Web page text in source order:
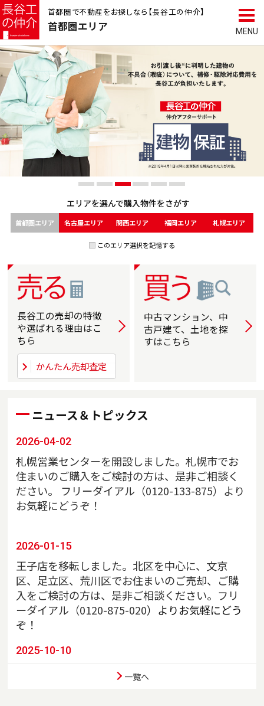
首都圏で不動産をお探しなら【長谷工の仲介】
首都圏エリア
長谷工の売却の特徴
や選ばれる理由はこ
ちら
かんたん売却査定
詳しく
中古マンション、中
古戸建て、土地を探
すはこちら
エリアを選んで購入物件をさがす
首都圏エリア 名古屋エリア 関西エリア 福岡エリア 札幌エリア
このエリア選択を記憶する
ニュース＆トピックス
2026-04-02
札幌営業センターを開設しました。札幌市でお
住まいのご購入をご検討の方は、是非ご相談く
ださい。 フリーダイアル（0120-133-875）より
お気軽にどうぞ！
2026-01-15
王子店を移転しました。北区を中心に、文京
区、足立区、荒川区でお住まいのご売却、ご購
入をご検討の方は、是非ご相談ください。フリ
ーダイアル（0120-875-020）よりお気軽にどう
ぞ！
2025-10-10
川口店を移転しました。埼玉県川口市、戸田
市、蕨市、さいたま市南区でお住まいのご売
一覧へ